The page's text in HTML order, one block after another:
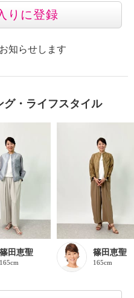
りに登録
知らせします
グ・ライフスタイル
篠田恵聖
165cm
篠田恵聖
165cm